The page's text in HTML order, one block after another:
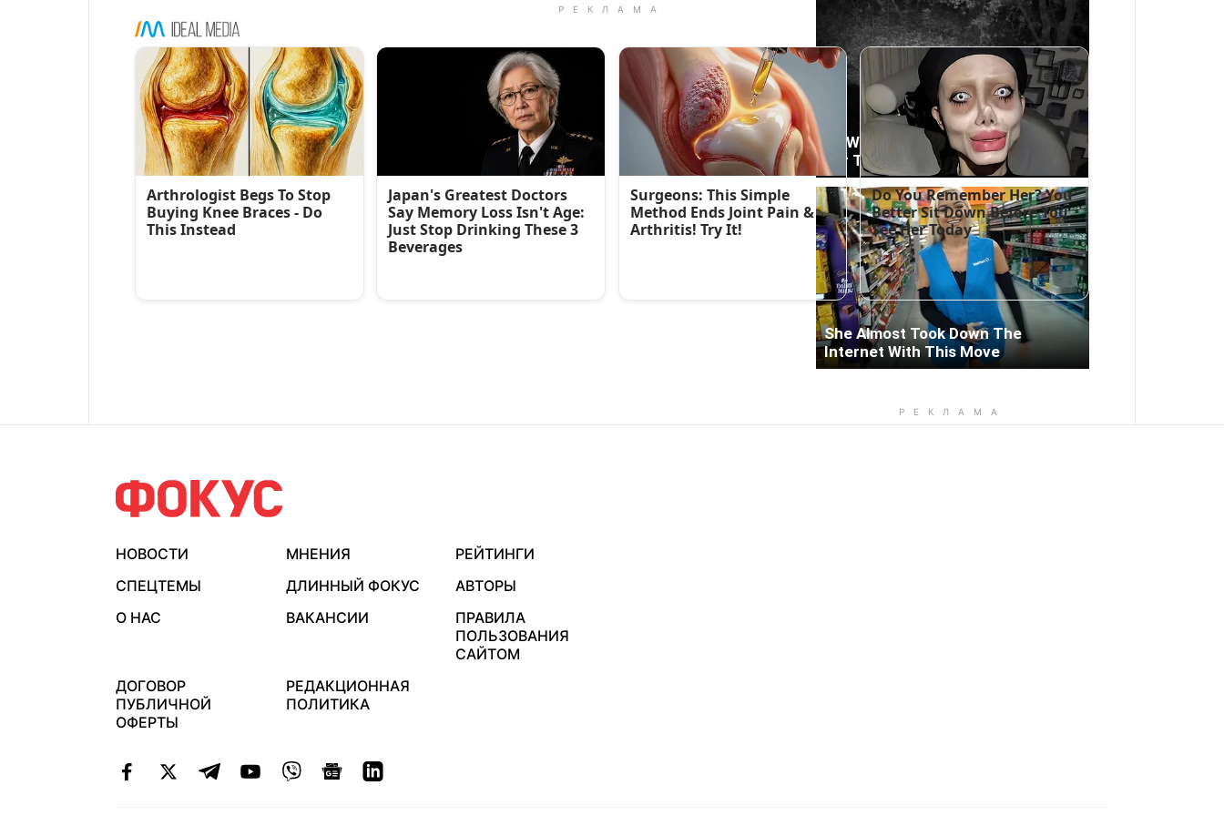
НОВОСТИ МНЕНИЯ
РЕЙТИНГИ
СПЕЦТЕМЫ
ДЛИННЫЙ ФОКУС
АВТОРЫ
О НАС
ВАКАНСИИ
ПРАВИЛА
ПОЛЬЗОВАНИЯ
САЙТОМ
ДОГОВОР
ПУБЛИЧНОЙ
ОФЕРТЫ
РЕДАКЦИОННАЯ
ПОЛИТИКА